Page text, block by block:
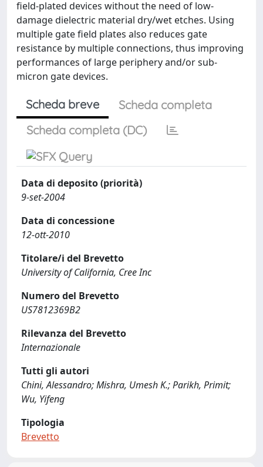
field-plated devices without the need of low-
damage dielectric material dry/wet etches. Using
multiple gate field plates also reduces gate
resistance by multiple connections, thus improving
performances of large periphery and/or sub-
micron gate devices.
Scheda breve
Scheda completa
Scheda completa (DC)
Data di deposito (priorità)
9-set-2004
Data di concessione
12-ott-2010
Titolare/i del Brevetto
University of California, Cree Inc
Numero del Brevetto
US7812369B2
Rilevanza del Brevetto
Internazionale
Tutti gli autori
Chini, Alessandro; Mishra, Umesh K.; Parikh, Primit;
Wu, Yifeng
Tipologia
Brevetto